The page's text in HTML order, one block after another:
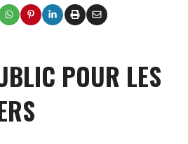
POUR LES